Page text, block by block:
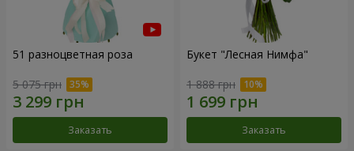
51 разноцветная роза
5 075 грн
Заказать
Букет "Лесная Нимфа"
1 888 грн
Заказать